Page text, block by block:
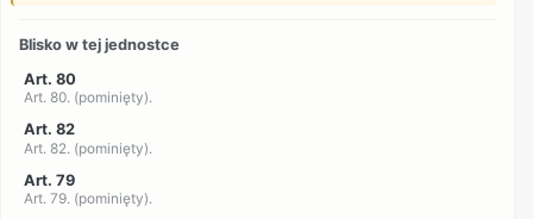
Blisko w tej jednostce
Art. 80
Art. 80. (pominięty).
Art. 82
Art. 82. (pominięty).
Art. 79
Art. 79. (pominięty).